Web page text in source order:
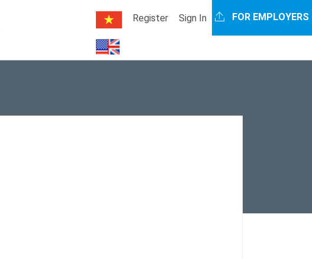
Register Sign In FOR EMPLOYERS